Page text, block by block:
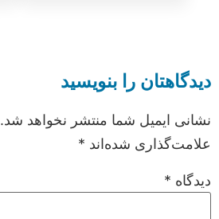
دیدگاهتان را بنویسید
نشانی ایمیل شما منتشر نخواهد شد.
علامت‌گذاری شده‌اند *
دیدگاه *